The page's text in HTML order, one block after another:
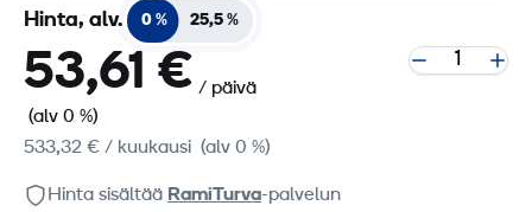
Hinta, alv. 0 % 25,5 %
53,61 € / päivä
(alv 0 %)
533,32 € / kuukausi (alv 0 %)
Hinta sisältää RamiTurva-palvelun